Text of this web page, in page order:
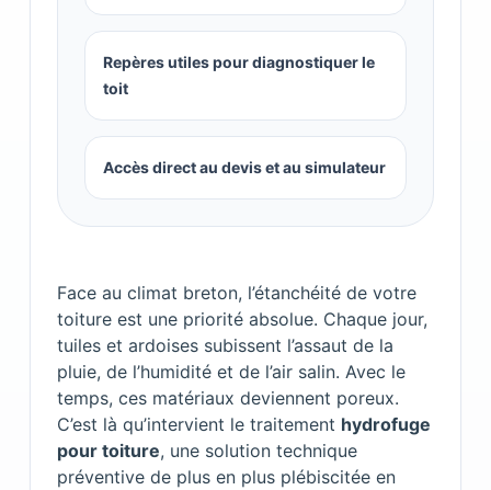
Repères utiles pour diagnostiquer le
toit
Accès direct au devis et au simulateur
Face au climat breton, l’étanchéité de votre
toiture est une priorité absolue. Chaque jour,
tuiles et ardoises subissent l’assaut de la
pluie, de l’humidité et de l’air salin. Avec le
temps, ces matériaux deviennent poreux.
C’est là qu’intervient le traitement hydrofuge
pour toiture, une solution technique
préventive de plus en plus plébiscitée en